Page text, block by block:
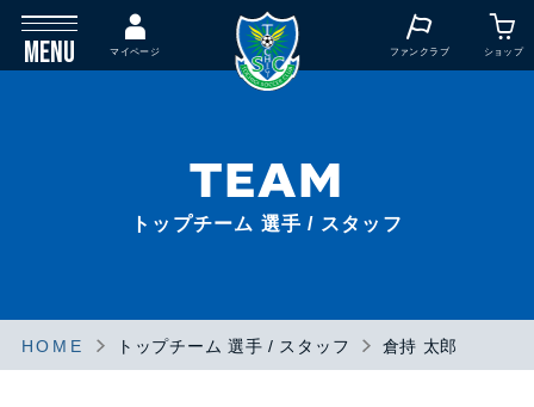
MENU マイページ ファンクラブ ショップ
TEAM
トップチーム 選手 / スタッフ
HOME トップチーム 選手 / スタッフ 倉持 太郎